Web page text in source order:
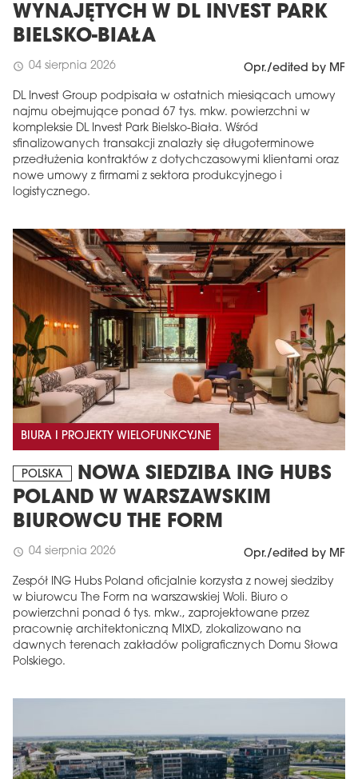
WYNAJĘTYCH W DL INVEST PARK
BIELSKO-BIAŁA
schedule 04 sierpnia 2026 Opr./edited by MF
DL Invest Group podpisała w ostatnich miesiącach umowy
najmu obejmujące ponad 67 tys. mkw. powierzchni w
kompleksie DL Invest Park Bielsko-Biała. Wśród
sfinalizowanych transakcji znalazły się długoterminowe
przedłużenia kontraktów z dotychczasowymi klientami oraz
nowe umowy z firmami z sektora produkcyjnego i
logistycznego.
BIURA I PROJEKTY WIELOFUNKCYJNE
POLSKA
NOWA SIEDZIBA ING HUBS
POLAND W WARSZAWSKIM
BIUROWCU THE FORM
schedule 04 sierpnia 2026 Opr./edited by MF
Zespół ING Hubs Poland oficjalnie korzysta z nowej siedziby
w biurowcu The Form na warszawskiej Woli. Biuro o
powierzchni ponad 6 tys. mkw., zaprojektowane przez
pracownię architektoniczną MIXD, zlokalizowano na
dawnych terenach zakładów poligraficznych Domu Słowa
Polskiego.